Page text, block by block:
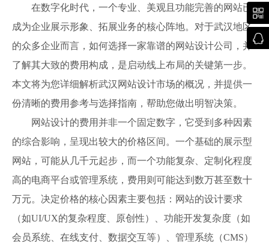
在数字化时代，一个专业、美观且功能完善的网站已
成为企业展示形象、拓展业务的核心阵地。对于武汉地区
的众多企业而言，如何选择一家靠谱的网站设计公司，并
了解其大致的费用构成，是启动线上布局的关键第一步。
本文将为您详细解析武汉网站设计市场的概况，并提供一
份清晰的费用参考与选择指南，帮助您做出明智决策。
网站设计的费用并非一个固定数字，它受到多种因素
的综合影响，呈现出较大的价格区间。一个基础的展示型
网站，可能从几千元起步，而一个功能复杂、定制化程度
高的电商平台或管理系统，费用则可能达到数万甚至数十
万元。决定价格的核心因素主要包括：网站的设计要求
（如UI/UX的复杂程度、原创性）、功能开发复杂度（如
会员系统、在线支付、数据交互等）、管理系统（CMS）

